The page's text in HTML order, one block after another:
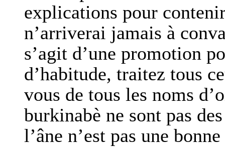
explications pour
n’arriverai jamais à
s’agit d’une promotion
d’habitude, traitez tous
vous de tous les noms
burkinabè ne sont pas
l’âne n’est pas une